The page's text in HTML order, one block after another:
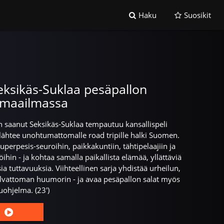
Haku Suosikit
Suklaa pesäpallon
saanut Seksikäs-Suklaa tempautuu kansallispeli
unohtumattomalle road tripille halki Suomen.
seuroihin, paikkakuntiin, tähtipelaajiin ja
- ja kohtaa samalla paikallista elämää, yllättäviä
tuttavuuksia. Viihteellinen sarja yhdistää urheilun,
huumorin - ja avaa pesäpallon salat myös
(23')